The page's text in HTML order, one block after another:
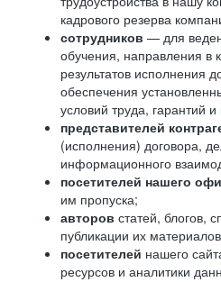
кадрового резерва
сотрудников — для
обучения, направления в
результатов исполнения
обеспечения
условий труда, гарантий
представителей
(исполнения) договора,
информационного
посетителей нашего
им пропуска;
авторов статей, блогов,
публикации их
посетителей нашего
ресурсов и аналитики